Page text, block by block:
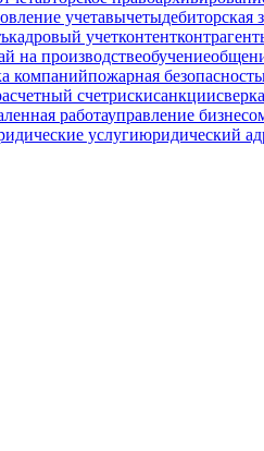
учетавычетыдебиторская
кадровый учетконтент
на производствеобучение
компанийпожарная безопасность
счетрискисанкции
работауправление
услугиюридический